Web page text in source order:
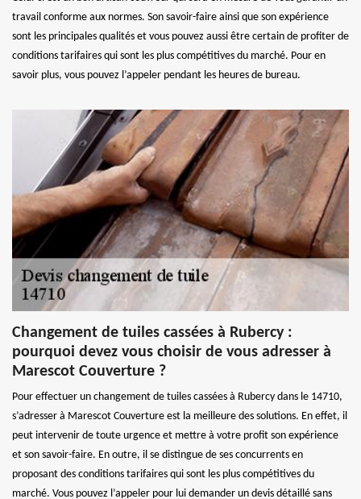
travail conforme aux normes. Son savoir-faire ainsi que son expérience
sont les principales qualités et vous pouvez aussi être certain de profiter de
conditions tarifaires qui sont les plus compétitives du marché. Pour en
savoir plus, vous pouvez l’appeler pendant les heures de bureau.
Changement de tuiles cassées à Rubercy :
pourquoi devez vous choisir de vous adresser à
Marescot Couverture ?
Pour effectuer un changement de tuiles cassées à Rubercy dans le 14710,
s’adresser à Marescot Couverture est la meilleure des solutions. En effet, il
peut intervenir de toute urgence et mettre à votre profit son expérience
et son savoir-faire. En outre, il se distingue de ses concurrents en
proposant des conditions tarifaires qui sont les plus compétitives du
marché. Vous pouvez l’appeler pour lui demander un devis détaillé sans